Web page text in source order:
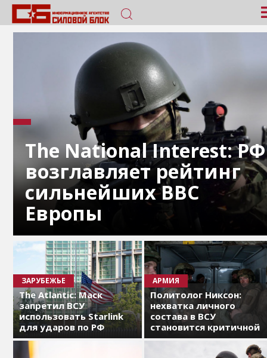
The National Interest: РФ
возглавляет рейтинг
сильнейших ВВС
Европы
ЗАРУБЕЖЬЕ
The Atlantic: Маск
запретил ВСУ
использовать Starlink
для ударов по РФ
АРМИЯ
Политолог Никсон:
нехватка личного
состава в ВСУ
становится критичной